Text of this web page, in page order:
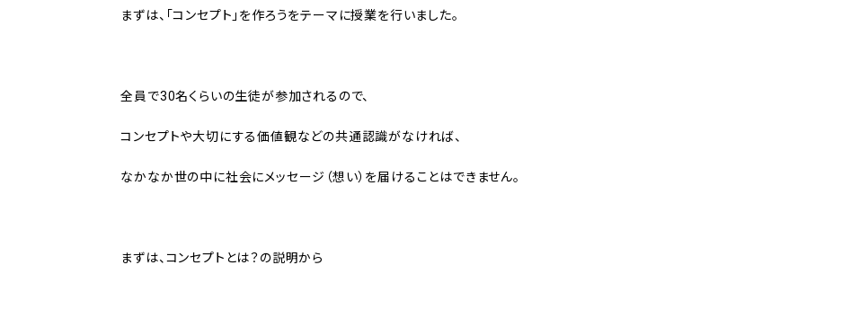
まずは、「コンセプト」を作ろうをテーマに授業を行いました。
全員で30名くらいの生徒が参加されるので、
コンセプトや大切にする価値観などの共通認識がなければ、
なかなか世の中に社会にメッセージ（想い）を届けることはできません。
まずは、コンセプトとは？の説明から